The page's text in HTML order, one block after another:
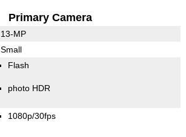
Primary Camera
13-MP
Small
Flash
photo HDR
1080p/30fps